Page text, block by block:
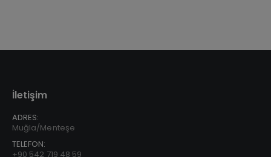
İletişim
ADRES:
Muğla/Menteşe
TELEFON:
+90 542 719 48 59